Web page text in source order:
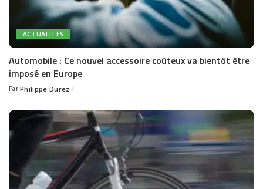
ACTUALITÉS
Automobile : Ce nouvel accessoire coûteux va bientôt être
imposé en Europe
Posted
Par Philippe Durez